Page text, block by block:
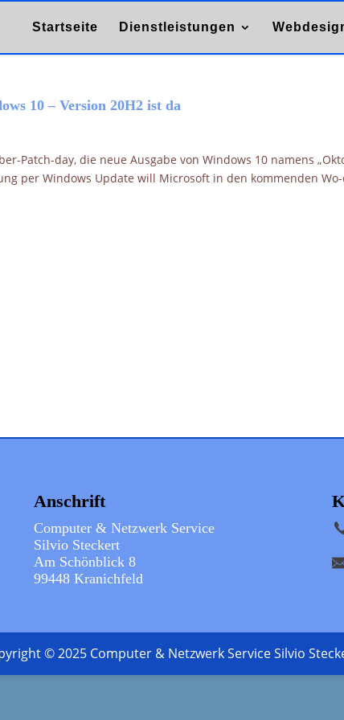
Startseite Dienstleistungen
10 – Version 20H2 ist da
Patch-day, die neue Ausgabe von Windows 10 namens
per Windows Update will Microsoft in den kommenden
Anschrift
Computer & Netzwerk Service
Silvio Steckert
Am Schönblick 8
99448 Kranichfeld
© 2025 Computer & Netzwerk Service Silvio